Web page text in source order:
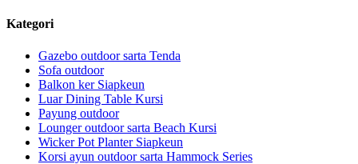
Kategori
Gazebo outdoor sarta Tenda
Sofa outdoor
Balkon ker Siapkeun
Luar Dining Table Kursi
Payung outdoor
Lounger outdoor sarta Beach Kursi
Wicker Pot Planter Siapkeun
Korsi ayun outdoor sarta Hammock Series